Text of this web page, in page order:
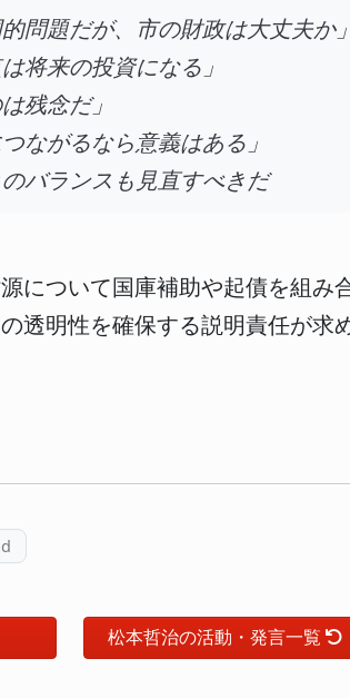
問題だが、市の財政は大丈夫か」
将来の投資になる」
残念だ」
ながるなら意義はある」
のバランスも見直すべきだ
について国庫補助や起債を組
透明性を確保する説明責任が求
松本哲治の活動・発言一覧